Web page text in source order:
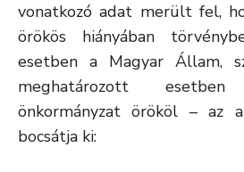
vonatkozó adat merült fel,
örökös hiányában
esetben a Magyar Állam,
meghatározott
önkormányzat örököl – az
bocsátja ki: